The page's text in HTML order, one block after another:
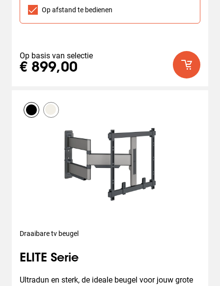
sterren.
Op afstand te bedienen
Op basis van selectie
€ 899,00
Draaibare tv beugel
ELITE Serie
Ultradun en sterk, de ideale beugel voor jouw grote